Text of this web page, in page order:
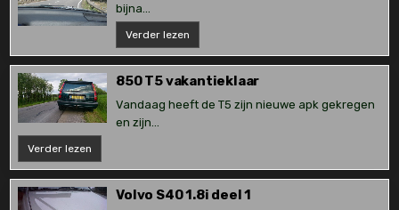
bijna...
Verder lezen
T5
weer
terug
uit
Spanje
850 T5 vakantieklaar
Vandaag heeft de T5 zijn nieuwe apk gekregen
en zijn...
Verder lezen
T5
vakantieklaar
Volvo S40 1.8i deel 1